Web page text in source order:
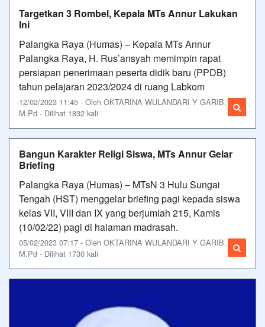
Targetkan 3 Rombel, Kepala MTs Annur Lakukan
Ini
Palangka Raya (Humas) – Kepala MTs Annur
Palangka Raya, H. Rus’ansyah memimpin rapat
persiapan penerimaan peserta didik baru (PPDB)
tahun pelajaran 2023/2024 di ruang Labkom
12/02/2023 11:45 - Oleh OKTARINA WULANDARI Y GARIB,
M.Pd - Dilihat 1832 kali
Bangun Karakter Religi Siswa, MTs Annur Gelar
Briefing
Palangka Raya (Humas) – MTsN 3 Hulu Sungai
Tengah (HST) menggelar briefing pagi kepada siswa
kelas VII, VIII dan IX yang berjumlah 215, Kamis
(10/02/22) pagi di halaman madrasah.
05/02/2023 07:17 - Oleh OKTARINA WULANDARI Y GARIB,
M.Pd - Dilihat 1730 kali